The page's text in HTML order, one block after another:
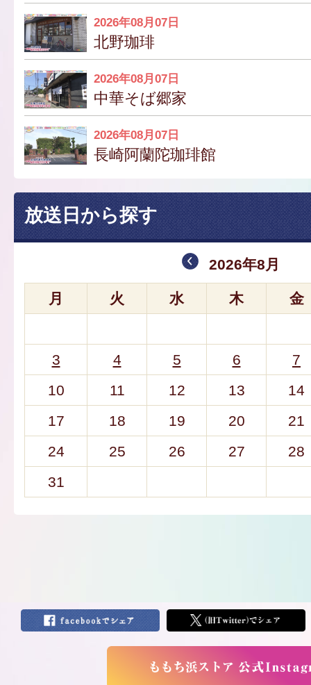
2026年08月07日
北野珈琲
2026年08月07日
中華そば郷家
2026年08月07日
長崎阿蘭陀珈琲館
放送日から探す
2026年8月
月 火 水 木 金
3 4 5 6
7
10
11 12 13
14
17
18 19 20
21
24
25 26 27
28
31